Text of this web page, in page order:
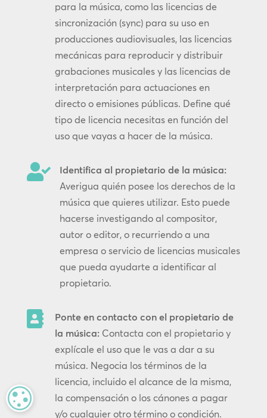
para la música, como las licencias de
sincronización (sync) para su uso en
producciones audiovisuales, las licencias
mecánicas para reproducir y distribuir
grabaciones musicales y las licencias de
interpretación para actuaciones en
directo o emisiones públicas. Define qué
tipo de licencia necesitas en función del
uso que vayas a hacer de la música.

Identifica al propietario de la música:
Averigua quién posee los derechos de la
música que quieres utilizar. Esto puede
hacerse investigando al compositor,
autor o editor, o recurriendo a una
empresa o servicio de licencias musicales
que pueda ayudarte a identificar al
propietario.

Ponte en contacto con el propietario de
la música: Contacta con el propietario y
explícale el uso que le vas a dar a su
música. Negocia los términos de la
licencia, incluido el alcance de la misma,
la compensación o los cánones a pagar
y/o cualquier otro término o condición.
MANAGE PRIVACY